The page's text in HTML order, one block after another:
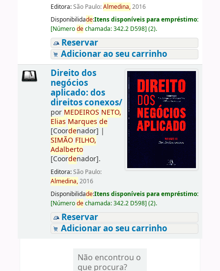
Editora:São Paulo:Almedina,2016
Disponibilidade:Itens disponíveis para empréstimo:
[Númerodechamada:342.2 D598] (2).
Reservar
Adicionar ao seu carrinho
Direito dos
negócios
aplicado: dos
direitos conexos/
por MEDEIROS NETO,
Elias Marques de
[Coordenador] |
SIMÃO FILHO,
Adalberto
[Coordenador].
Editora:São Paulo:
Almedina,2016
Disponibilidade:Itens disponíveis para empréstimo:
[Númerodechamada:342.2 D598] (2).
Reservar
Adicionar ao seu carrinho
Não encontrou o
que procura?